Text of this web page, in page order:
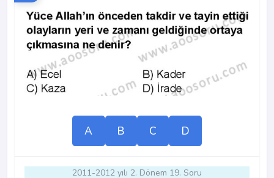
A B C D
2011-2012 yılı 2. Dönem 19. Soru